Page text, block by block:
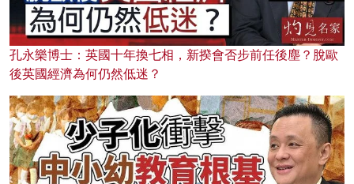
孔永樂博士：英國十年換七相，新揆會否步前任後塵？脫歐
後英國經濟為何仍然低迷？